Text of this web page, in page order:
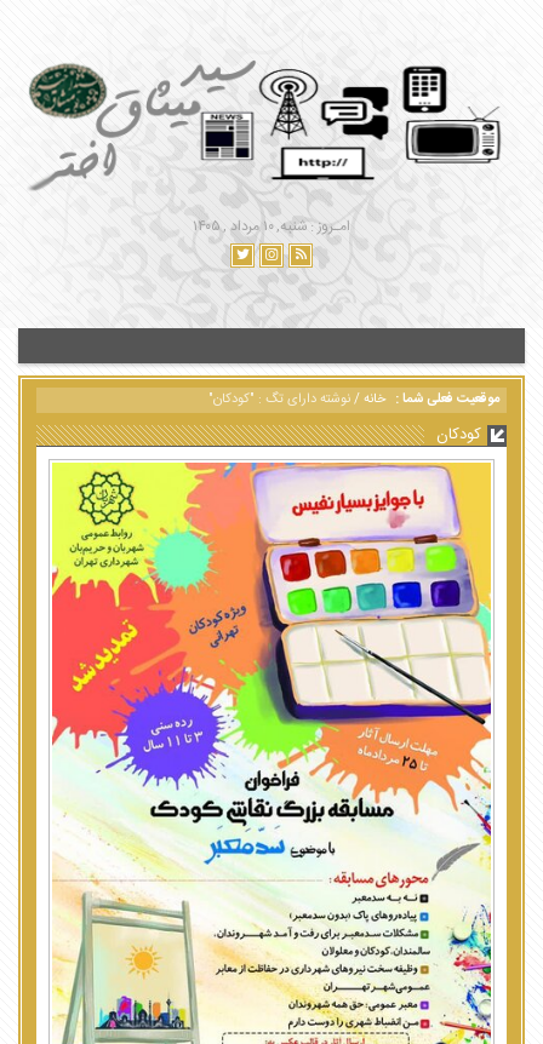
امـروز : شنبه, ۱۰ مرداد , ۱۴۰۵
موقعیت فعلی شما : خانه/نوشته دارای تگ : "کودکان"
کودکان